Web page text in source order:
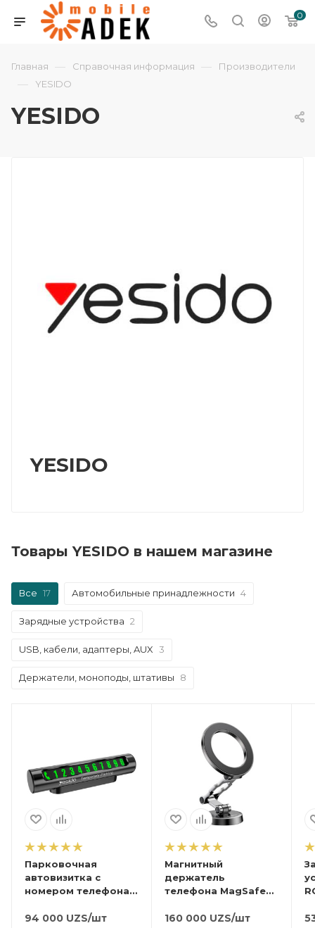
0
Главная — Справочная информация — Производители
— YESIDO
YESIDO
YESIDO
Товары YESIDO в нашем магазине
Все 17 Автомобильные принадлежности 4
Зарядные устройства 2
USB, кабели, адаптеры, AUX 3
Держатели, моноподы, штативы 8
Парковочная
автовизитка с
номером телефона
94 000 UZS/шт
Магнитный
держатель
телефона MagSafe
160 000 UZS/шт